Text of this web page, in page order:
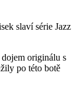
slaví série Jazz
originálu s
po této botě